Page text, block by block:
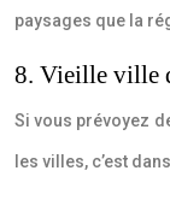
paysages que la
8. Vieille ville
Si vous prévoyez
les villes, c’est